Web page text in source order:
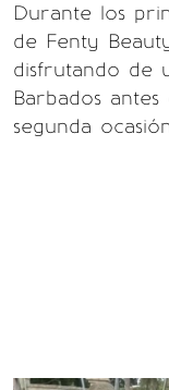
Durante los
de Fenty
disfrutando de
Barbados
segunda